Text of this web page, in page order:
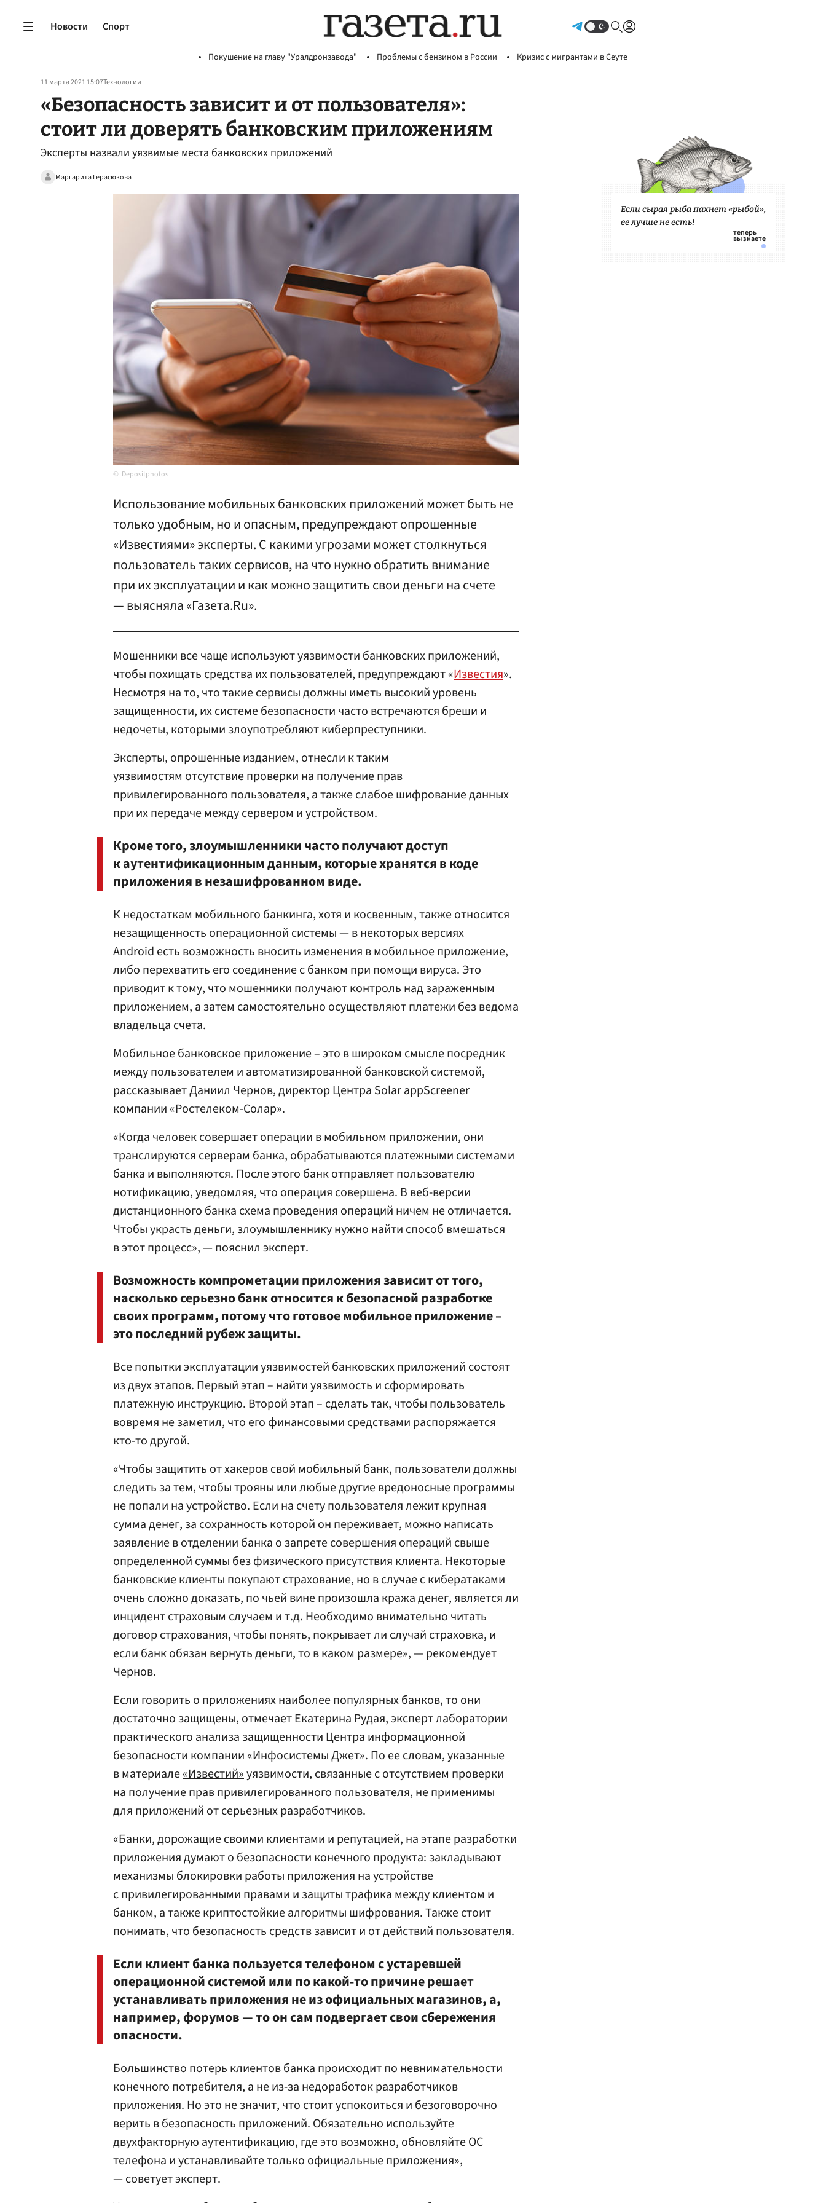
Новости Спорт
Покушение на главу "Уралдронзавода" Проблемы с бензином в России Кризис с мигрантами в Сеуте
11 марта 2021 15:07Технологии
«Безопасность зависит и от пользователя»:
стоит ли доверять банковским приложениям
Эксперты назвали уязвимые места банковских приложений
Маргарита Герасюкова
Depositphotos
Использование мобильных банковских приложений может быть не
только удобным, но и опасным, предупреждают опрошенные
«Известиями» эксперты. С какими угрозами может столкнуться
пользователь таких сервисов, на что нужно обратить внимание
при их эксплуатации и как можно защитить свои деньги на счете
— выясняла «Газета.Ru».
Мошенники все чаще используют уязвимости банковских приложений,
чтобы похищать средства их пользователей, предупреждают «Известия».
Несмотря на то, что такие сервисы должны иметь высокий уровень
защищенности, их системе безопасности часто встречаются бреши и
недочеты, которыми злоупотребляют киберпреступники.
Эксперты, опрошенные изданием, отнесли к таким
уязвимостям отсутствие проверки на получение прав
привилегированного пользователя, а также слабое шифрование данных
при их передаче между сервером и устройством.
Кроме того, злоумышленники часто получают доступ
к аутентификационным данным, которые хранятся в коде
приложения в незашифрованном виде.
К недостаткам мобильного банкинга, хотя и косвенным, также относится
незащищенность операционной системы — в некоторых версиях
Android есть возможность вносить изменения в мобильное приложение,
либо перехватить его соединение с банком при помощи вируса. Это
приводит к тому, что мошенники получают контроль над зараженным
приложением, а затем самостоятельно осуществляют платежи без ведома
владельца счета.
Мобильное банковское приложение – это в широком смысле посредник
между пользователем и автоматизированной банковской системой,
рассказывает Даниил Чернов, директор Центра Solar appScreener
компании «Ростелеком-Солар».
«Когда человек совершает операции в мобильном приложении, они
транслируются серверам банка, обрабатываются платежными системами
банка и выполняются. После этого банк отправляет пользователю
нотификацию, уведомляя, что операция совершена. В веб-версии
дистанционного банка схема проведения операций ничем не отличается.
Чтобы украсть деньги, злоумышленнику нужно найти способ вмешаться
в этот процесс», — пояснил эксперт.
Возможность компрометации приложения зависит от того,
насколько серьезно банк относится к безопасной разработке
своих программ, потому что готовое мобильное приложение –
это последний рубеж защиты.
Все попытки эксплуатации уязвимостей банковских приложений состоят
из двух этапов. Первый этап – найти уязвимость и сформировать
платежную инструкцию. Второй этап – сделать так, чтобы пользователь
вовремя не заметил, что его финансовыми средствами распоряжается
кто-то другой.
«Чтобы защитить от хакеров свой мобильный банк, пользователи должны
следить за тем, чтобы трояны или любые другие вредоносные программы
не попали на устройство. Если на счету пользователя лежит крупная
сумма денег, за сохранность которой он переживает, можно написать
заявление в отделении банка о запрете совершения операций свыше
определенной суммы без физического присутствия клиента. Некоторые
банковские клиенты покупают страхование, но в случае с кибератаками
очень сложно доказать, по чьей вине произошла кража денег, является ли
инцидент страховым случаем и т.д. Необходимо внимательно читать
договор страхования, чтобы понять, покрывает ли случай страховка, и
если банк обязан вернуть деньги, то в каком размере», — рекомендует
Чернов.
Если говорить о приложениях наиболее популярных банков, то они
достаточно защищены, отмечает Екатерина Рудая, эксперт лаборатории
практического анализа защищенности Центра информационной
безопасности компании «Инфосистемы Джет». По ее словам, указанные
в материале«Известий»уязвимости, связанные с отсутствием проверки
на получение прав привилегированного пользователя, не применимы
для приложений от серьезных разработчиков.
«Банки, дорожащие своими клиентами и репутацией, на этапе разработки
приложения думают о безопасности конечного продукта: закладывают
механизмы блокировки работы приложения на устройстве
с привилегированными правами и защиты трафика между клиентом и
банком, а также криптостойкие алгоритмы шифрования. Также стоит
понимать, что безопасность средств зависит и от действий пользователя.
Если клиент банка пользуется телефоном с устаревшей
операционной системой или по какой-то причине решает
устанавливать приложения не из официальных магазинов, а,
например, форумов — то он сам подвергает свои сбережения
опасности.
Большинство потерь клиентов банка происходит по невнимательности
конечного потребителя, а не из-за недоработок разработчиков
приложения. Но это не значит, что стоит успокоиться и безоговорочно
верить в безопасность приложений. Обязательно используйте
двухфакторную аутентификацию, где это возможно, обновляйте ОС
телефона и устанавливайте только официальные приложения»,
— советует эксперт.
Если сырая рыба пахнет «рыбой»,
ее лучше не есть!